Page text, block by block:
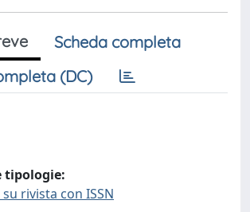
Scheda completa
(DC)
tipologie:
rivista con ISSN